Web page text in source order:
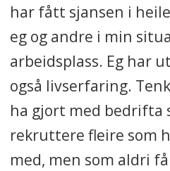
har fått sjansen i
eg og andre i min
arbeidsplass. Eg har
også livserfaring.
ha gjort med bedrifta
rekruttere fleire som
med, men som aldri